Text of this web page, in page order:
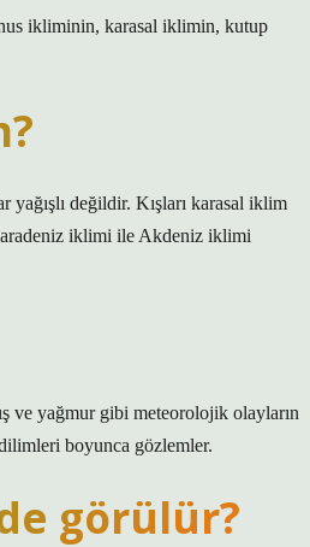
ikliminin, karasal iklimin, kutup
değildir. Kışları karasal iklim
iklimi ile Akdeniz iklimi
ve yağmur gibi meteorolojik olayların
boyunca gözlemler.
görülür?